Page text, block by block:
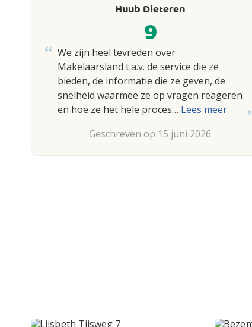
Huub Dieteren
9
We zijn heel tevreden over
Makelaarsland t.a.v. de service die ze
bieden, de informatie die ze geven, de
snelheid waarmee ze op vragen reageren
en hoe ze het hele proces… Lees meer
Geschreven op 15 juni 2026